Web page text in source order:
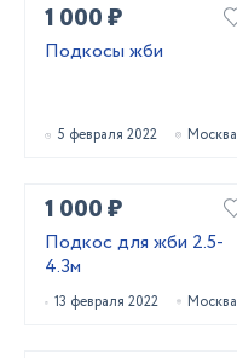
1 000 ₽
Подкосы жби
5 февраля 2022 Москва
1 000 ₽
Подкос для жби 2.5-
4.3м
13 февраля 2022 Москва